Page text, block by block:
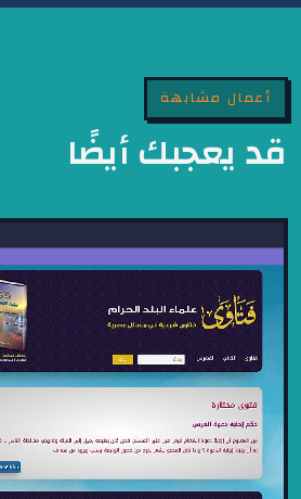
أعمال مشابهة
قد يعجبك أيضًا